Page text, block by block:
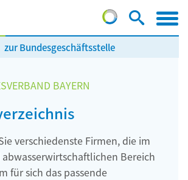
zur Bundesgeschäftsstelle
BAYERN
verschiedenste Firmen, die im
Bereich
für sich das passende